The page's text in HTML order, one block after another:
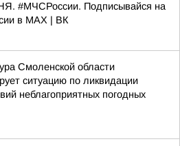
#МЧСРоссии. Подписывайся на
в MAX | ВК
Смоленской области
ситуацию по ликвидации
неблагоприятных погодных